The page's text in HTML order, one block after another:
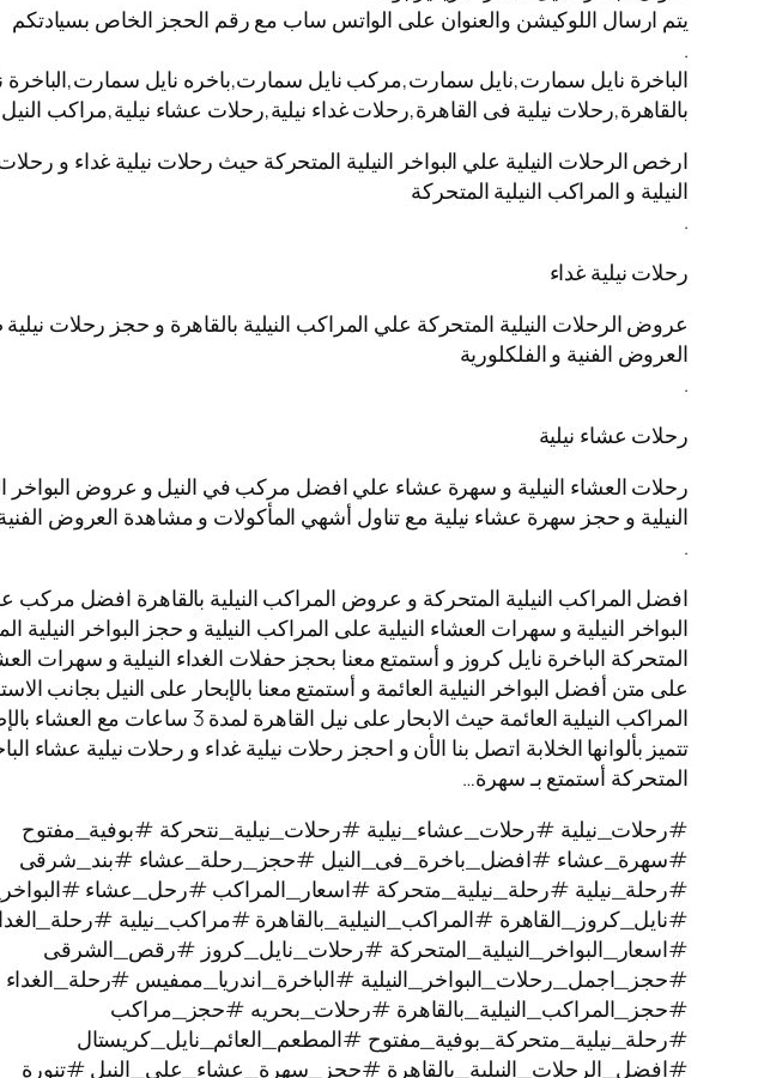
يتم ارسال اللوكيشن والعنوان على الواتس ساب مع رقم الحجز الخاص بسيادتكم
.
الباخرة نايل سمارت,نايل سمارت,مركب نايل سمارت,باخره نايل سمارت,الباخرة
بالقاهرة,رحلات نيلية فى القاهرة,رحلات غداء نيلية,رحلات عشاء نيلية,مراكب
ارخص الرحلات النيلية علي البواخر النيلية المتحركة حيث رحلات نيلية غداء و
النيلية و المراكب النيلية المتحركة
.
رحلات نيلية غداء
عروض الرحلات النيلية المتحركة علي المراكب النيلية بالقاهرة و حجز رحلات
العروض الفنية و الفلكلورية
.
رحلات عشاء نيلية
رحلات العشاء النيلية و سهرة عشاء علي افضل مركب في النيل و عروض البواخر
النيلية و حجز سهرة عشاء نيلية مع تناول أشهي المأكولات و مشاهدة العروض الفنية
.
افضل المراكب النيلية المتحركة و عروض المراكب النيلية بالقاهرة افضل مركب
البواخر النيلية و سهرات العشاء النيلية على المراكب النيلية و حجز البواخر
المتحركة الباخرة نايل كروز و أستمتع معنا بحجز حفلات الغداء النيلية و
على متن أفضل البواخر النيلية العائمة و أستمتع معنا بالإبحار على النيل بجانب
المراكب النيلية العائمة حيث
المتحركة أستمتع بـ سهرة…
#رحلات_نيلية #رحلات_عشاء_نيلية #رحلات_نيلية_نتحركة #بوفية_مفتوح
#سهرة_عشاء #افضل_باخرة_فى_النيل #حجز_رحلة_عشاء #بند_شرقى
#رحلة_نيلية #رحلة_نيلية_متحركة #اسعار_المراكب #رحل_عشاء
#نايل_كروز_القاهرة #المراكب_النيلية_بالقاهرة #مراكب_نيلية
#اسعار_البواخر_النيلية_المتحركة #رحلات_نايل_كروز #رقص_الشرقى
#حجز_اجمل_رحلات_البواخر_النيلية #الباخرة_اندريا_ممفيس #رحلة_الغداء
#حجز_المراكب_النيلية_بالقاهرة #رحلات_بحريه #حجز_مراكب
#رحلة_نيلية_متحركة_بوفية_مفتوح #المطعم_العائم_نايل_كريستال
#افضل_الرحلات_النيلية_بالقاهرة #حجز_سهرة_عشاء_على_النيل #تنورة